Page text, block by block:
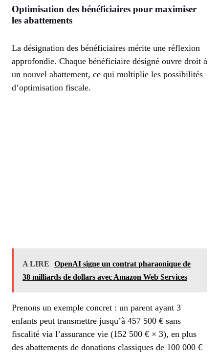
Optimisation des bénéficiaires pour maximiser
les abattements
La désignation des bénéficiaires mérite une réflexion
approfondie. Chaque bénéficiaire désigné ouvre droit à
un nouvel abattement, ce qui multiplie les possibilités
d’optimisation fiscale.
A LIRE
OpenAI signe un contrat pharaonique de
38 milliards de dollars avec Amazon Web Services
Prenons un exemple concret : un parent ayant 3
enfants peut transmettre jusqu’à 457 500 € sans
fiscalité via l’assurance vie (152 500 € × 3), en plus
des abattements de donations classiques de 100 000 €